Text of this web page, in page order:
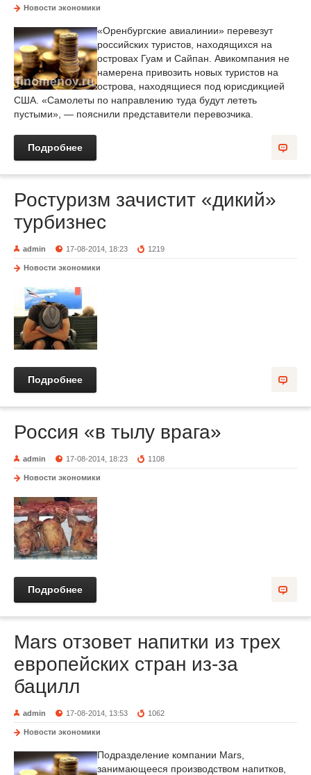
Новости экономики
«Оренбургские авиалинии» перевезут
российских туристов, находящихся на
островах Гуам и Сайпан. Авикомпания не
намерена привозить новых туристов на
острова, находящиеся под юрисдикцией
США. «Самолеты по направлению туда будут лететь
пустыми», — пояснили представители перевозчика.
Подробнее
Ростуризм зачистит «дикий»
турбизнес
admin 17-08-2014, 18:23 1219
Новости экономики
Подробнее
Россия «в тылу врага»
admin 17-08-2014, 18:23 1108
Новости экономики
Подробнее
Mars отзовет напитки из трех
европейских стран из-за
бацилл
admin 17-08-2014, 13:53 1062
Новости экономики
Подразделение компании Mars,
занимающееся производством напитков,